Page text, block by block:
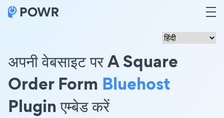
अपनी वेबसाइट पर A Square
Order Form Bluehost
Plugin एम्बेड करें